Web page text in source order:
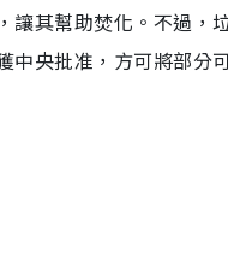
讓其幫助焚化。不過，
中央批准，方可將部分